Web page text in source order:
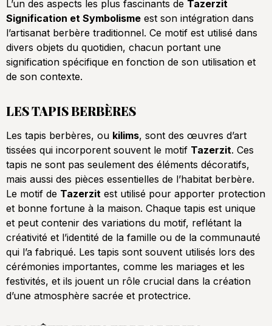
L’un des aspects les plus fascinants de Tazerzit
Signification et Symbolisme est son intégration dans
l’artisanat berbère traditionnel. Ce motif est utilisé dans
divers objets du quotidien, chacun portant une
signification spécifique en fonction de son utilisation et
de son contexte.
LES TAPIS BERBÈRES
Les tapis berbères, ou kilims, sont des œuvres d’art
tissées qui incorporent souvent le motif Tazerzit. Ces
tapis ne sont pas seulement des éléments décoratifs,
mais aussi des pièces essentielles de l’habitat berbère.
Le motif de Tazerzit est utilisé pour apporter protection
et bonne fortune à la maison. Chaque tapis est unique
et peut contenir des variations du motif, reflétant la
créativité et l’identité de la famille ou de la communauté
qui l’a fabriqué. Les tapis sont souvent utilisés lors des
cérémonies importantes, comme les mariages et les
festivités, et ils jouent un rôle crucial dans la création
d’une atmosphère sacrée et protectrice.